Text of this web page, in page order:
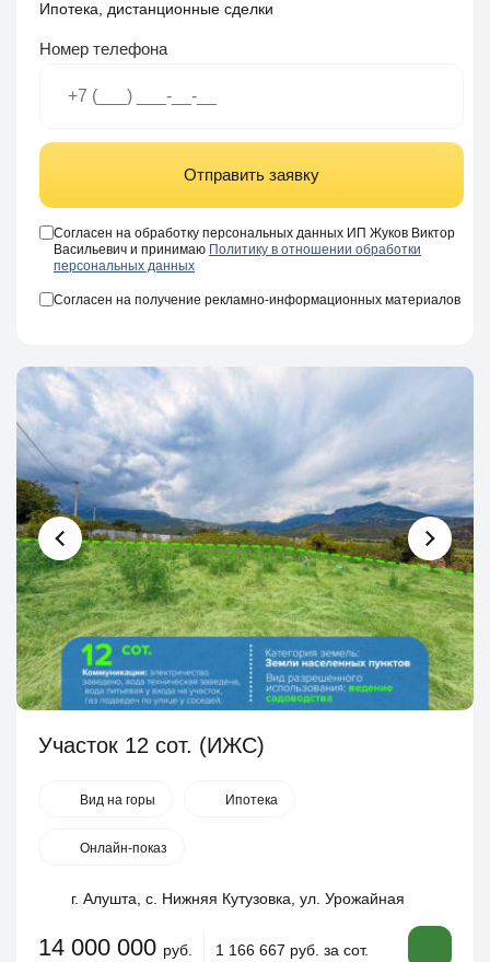
Ипотека, дистанционные сделки
Номер телефона
Отправить заявку
Согласен на обработку персональных данных ИП Жуков Виктор
Васильевич и принимаю Политику в отношении обработки
персональных данных
Согласен на получение рекламно-информационных материалов
Участок 12 сот. (ИЖС)
Вид на горы Ипотека
Онлайн-показ
г. Алушта, с. Нижняя Кутузовка, ул. Урожайная
14 000 000 руб. 1 166 667 руб. за сот.